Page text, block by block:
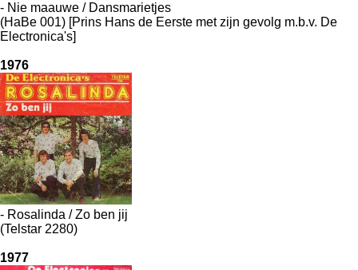
- Nie maauwe / Dansmarietjes
(HaBe 001) [Prins Hans de Eerste met zijn gevolg m.b.v. De
Electronica's]
1976
- Rosalinda / Zo ben jij
(Telstar 2280)
1977